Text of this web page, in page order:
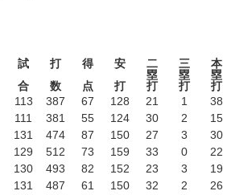
試
合
打
数
得
点
安
打
二
塁
打
三
塁
打
本
塁
打
113 387 67 128 21 1 38
111 381 55 124 30 2 15
131 474 87 150 27 3 30
129 512 73 159 33 0 22
130 493 82 152 23 3 19
131 487 61 150 32 2 26